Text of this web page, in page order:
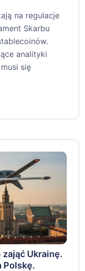
na regulacje
Skarbu
analityki
się
zająć Ukrainę.
Polskę.